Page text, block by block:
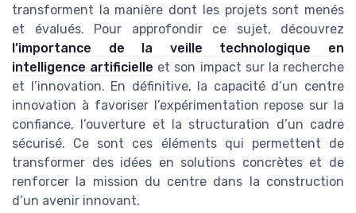
transforment la manière dont les projets sont menés
et évalués. Pour approfondir ce sujet, découvrez
l’importance de la veille technologique en
intelligence artificielle et son impact sur la recherche
et l’innovation. En définitive, la capacité d’un centre
innovation à favoriser l’expérimentation repose sur la
confiance, l’ouverture et la structuration d’un cadre
sécurisé. Ce sont ces éléments qui permettent de
transformer des idées en solutions concrètes et de
renforcer la mission du centre dans la construction
d’un avenir innovant.